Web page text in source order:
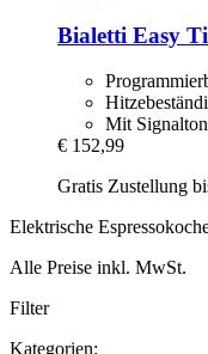
Bialetti Easy
Mit Signalton
€ 152,99
Gratis Zustellung
Elektrische
Alle Preise inkl. MwSt.
Filter
Kategorien: